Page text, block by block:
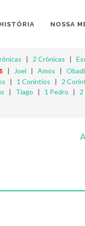
NOSSA
| 2 Crônicas |
| Joel | Amós |
| 1 Coríntios | 2
| Tiago | 1 Pedro |
A